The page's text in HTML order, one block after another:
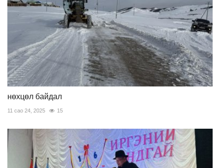
нөхцөл байдал
11 сао 24, 2025 15